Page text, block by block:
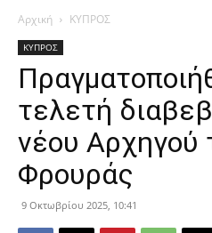
Αρχική ΚΥΠΡΟΣ
ΚΥΠΡΟΣ
τελετή
νέου Αρχηγού
Φρουράς
9 Οκτωβρίου 2025, 10:41